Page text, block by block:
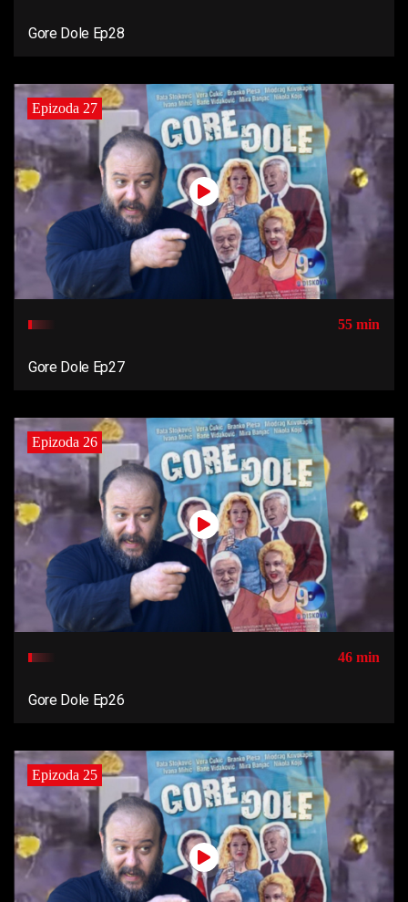
Gore Dole Ep28
Epizoda 27
55 min
Gore Dole Ep27
Epizoda 26
46 min
Gore Dole Ep26
Epizoda 25